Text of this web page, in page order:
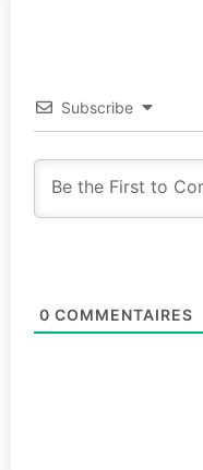
Subscribe
0 COMMENTAIRES